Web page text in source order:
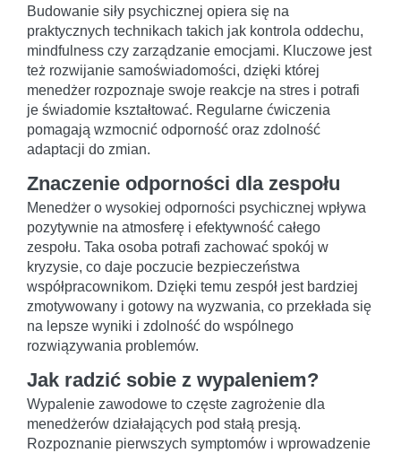
Budowanie siły psychicznej opiera się na
praktycznych technikach takich jak kontrola oddechu,
mindfulness czy zarządzanie emocjami. Kluczowe jest
też rozwijanie samoświadomości, dzięki której
menedżer rozpoznaje swoje reakcje na stres i potrafi
je świadomie kształtować. Regularne ćwiczenia
pomagają wzmocnić odporność oraz zdolność
adaptacji do zmian.
Znaczenie odporności dla zespołu
Menedżer o wysokiej odporności psychicznej wpływa
pozytywnie na atmosferę i efektywność całego
zespołu. Taka osoba potrafi zachować spokój w
kryzysie, co daje poczucie bezpieczeństwa
współpracownikom. Dzięki temu zespół jest bardziej
zmotywowany i gotowy na wyzwania, co przekłada się
na lepsze wyniki i zdolność do wspólnego
rozwiązywania problemów.
Jak radzić sobie z wypaleniem?
Wypalenie zawodowe to częste zagrożenie dla
menedżerów działających pod stałą presją.
Rozpoznanie pierwszych symptomów i wprowadzenie